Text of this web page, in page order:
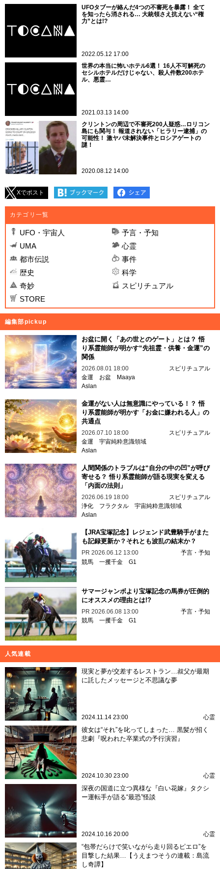
UFOタブーが絡んだ4つの不審死を暴露！ 全て
を知ったら消される… 大統領さえ抗えない“権
力”とは!?
2022.05.12 17:00
世界の本当に怖いホテル6選！ 16人不可解死の
セシルホテルだけじゃない、殺人件数200ホテ
ル、悪霊…
2021.03.13 14:00
クリントンの周辺で不審死200人疑惑…ロリコン
島にも関与！ 報道されない「ヒラリー逮捕」の
可能性！ 激ヤバ未解決事件とロシアゲートの
謎！
2020.08.12 14:00
Xでポスト
カテゴリ一覧
UFO・宇宙人
予言・予知
UMA
心霊
都市伝説
事件
歴史
科学
奇妙
スピリチュアル
STORE
編集部pickup
お盆に開く「あの世とのゲート」とは？ 悟
り系霊能師が明かす“先祖霊・供養・金運”の
関係
2026.08.01 18:00
スピリチュアル
金運
お盆
Maaya
Aslan
金運がない人は無意識にやっている！？ 悟
り系霊能師が明かす「お金に嫌われる人」の
共通点
2026.07.10 18:00
スピリチュアル
金運 宇宙純粋意識領域
Aslan
人間関係のトラブルは“自分の中の凹”が呼び
寄せる？ 悟り系霊能師が語る現実を変える
「内面の法則」
2026.06.19 18:00
スピリチュアル
浄化
フラクタル 宇宙純粋意識領域
Aslan
【JRA宝塚記念】レジェンド武豊騎手がまた
も記録更新か？それとも波乱の結末か？
PR 2026.06.12 13:00
予言・予知
競馬 一攫千金 G1
サマージャンボより宝塚記念の馬券が圧倒的
にオススメの理由とは!?
PR 2026.06.08 13:00
予言・予知
競馬 一攫千金 G1
人気連載
現実と夢が交差するレストラン…叔父が最期
に託したメッセージと不思議な夢
2024.11.14 23:00 心霊
彼女は“それ”を叱ってしまった… 黒髪が招く
悲劇『呪われた卒業式の予行演習』
2024.10.30 23:00 心霊
深夜の国道に立つ異様な『白い花嫁』タクシ
ー運転手が語る“最恐”怪談
2024.10.16 20:00 心霊
“包帯だらけで笑いながら走り回るピエロ”を
目撃した結果…【うえまつそうの連載：島流
し奇譚】